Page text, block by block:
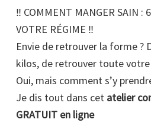
‼️ COMMENT MANGER SAIN :
VOTRE RÉGIME ‼️
Envie de retrouver la forme ?
kilos, de retrouver toute votre
Oui, mais comment s’y
Je dis tout dans cet atelier
GRATUIT en ligne